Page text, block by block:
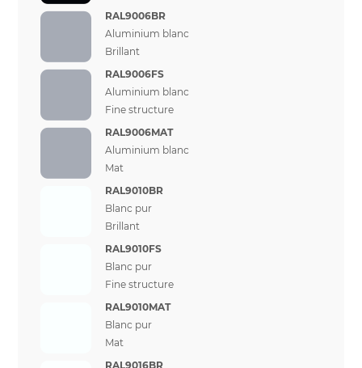
RAL9006BR
Aluminium blanc
Brillant
RAL9006FS
Aluminium blanc
Fine structure
RAL9006MAT
Aluminium blanc
Mat
RAL9010BR
Blanc pur
Brillant
RAL9010FS
Blanc pur
Fine structure
RAL9010MAT
Blanc pur
Mat
RAL9016BR